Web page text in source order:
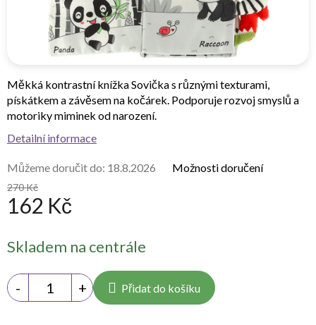
270 Kč
162 Kč
cena:
Skladem na centrále
Můžeme doručit do: 18.8.2026 Možnosti doručení
Přidat do košíku
Měkká kontrastní knížka Sovička s různými texturami,
pískátkem a závěsem na kočárek. Podporuje rozvoj smyslů a
motoriky miminek od narození.
Detailní informace